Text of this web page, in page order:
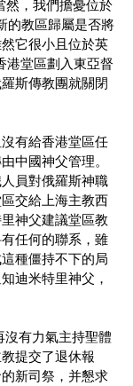
然，我們擔憂位於
的教區歸屬是否將
它很小且位於英
港堂區劃入東亞督
斯傳教團就關閉
有給香港堂區任
中國神父管理。
員對俄羅斯神職
交給上海主教西
神父建議堂區教
任何的聯系，雖
種僵持不下的局
迪米特里神父，
有力氣主持聖體
提交了退休報
新司祭，并懇求